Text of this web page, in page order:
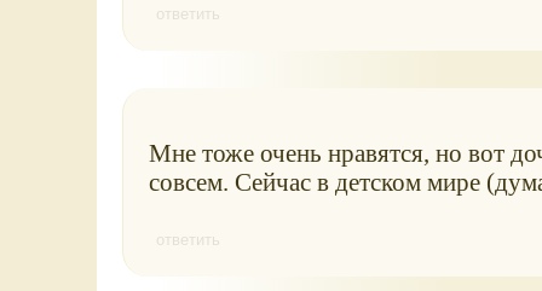
ответить
Мне тоже очень нравятся, но вот
совсем. Сейчас в детском мире
ответить